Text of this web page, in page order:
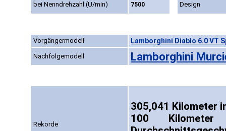
bei Nenndrehzahl (U/min) 7500 Design
Vorgängermodell Lamborghini Diablo 6.0 VT
Nachfolgemodell Lamborghini
Rekorde
305,041 Kilometer
100